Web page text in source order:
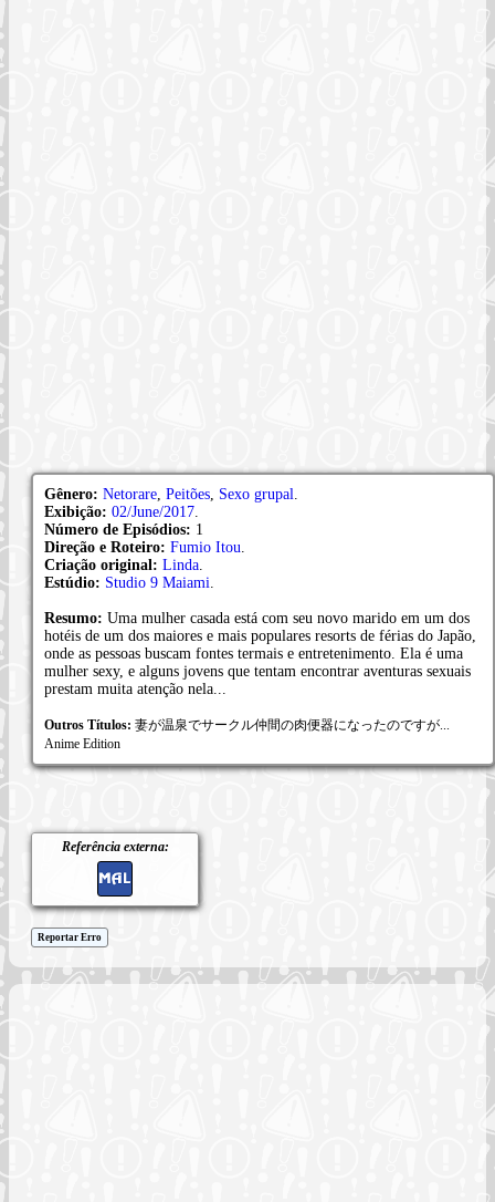
Gênero: Netorare Peitões Sexo grupal
Exibição: 02/June/2017
Número de Episódios: 1
Direção e Roteiro: Fumio Itou
Criação original: Linda
Estúdio: Studio 9 Maiami
Resumo: Uma mulher casada está com seu novo marido em um dos
hotéis de um dos maiores e mais populares resorts de férias do Japão,
onde as pessoas buscam fontes termais e entretenimento. Ela é uma
mulher sexy, e alguns jovens que tentam encontrar aventuras sexuais
prestam muita atenção nela...
Outros Títulos: 妻が温泉でサークル仲間の肉便器になったのですが...
Anime Edition
Referência externa:
Reportar Erro